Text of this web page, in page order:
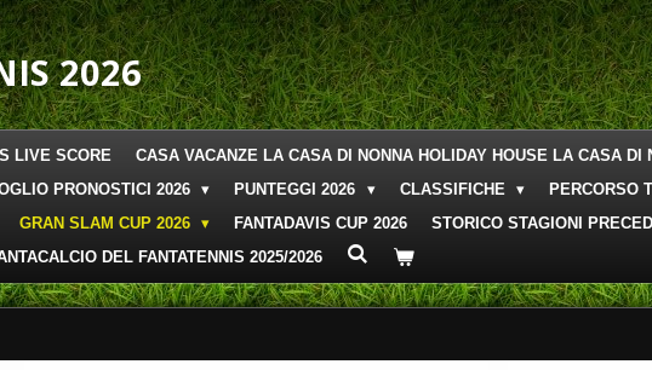
2026
LIVE SCORE CASA VACANZE LA CASA DI NONNA HOLIDAY HOUSE LA CASA DI
PRONOSTICI 2026 PUNTEGGI 2026 CLASSIFICHE
PERCORSO
GRAN SLAM CUP 2026 FANTADAVIS CUP 2026 STORICO STAGIONI
DEL FANTATENNIS 2025/2026